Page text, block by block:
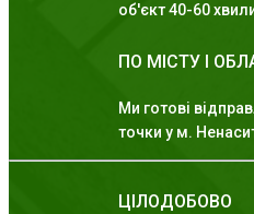
об'єкт 40-60
ПО МІСТУ І
Ми готові
точки у м.
ЦІЛОДОБОВО